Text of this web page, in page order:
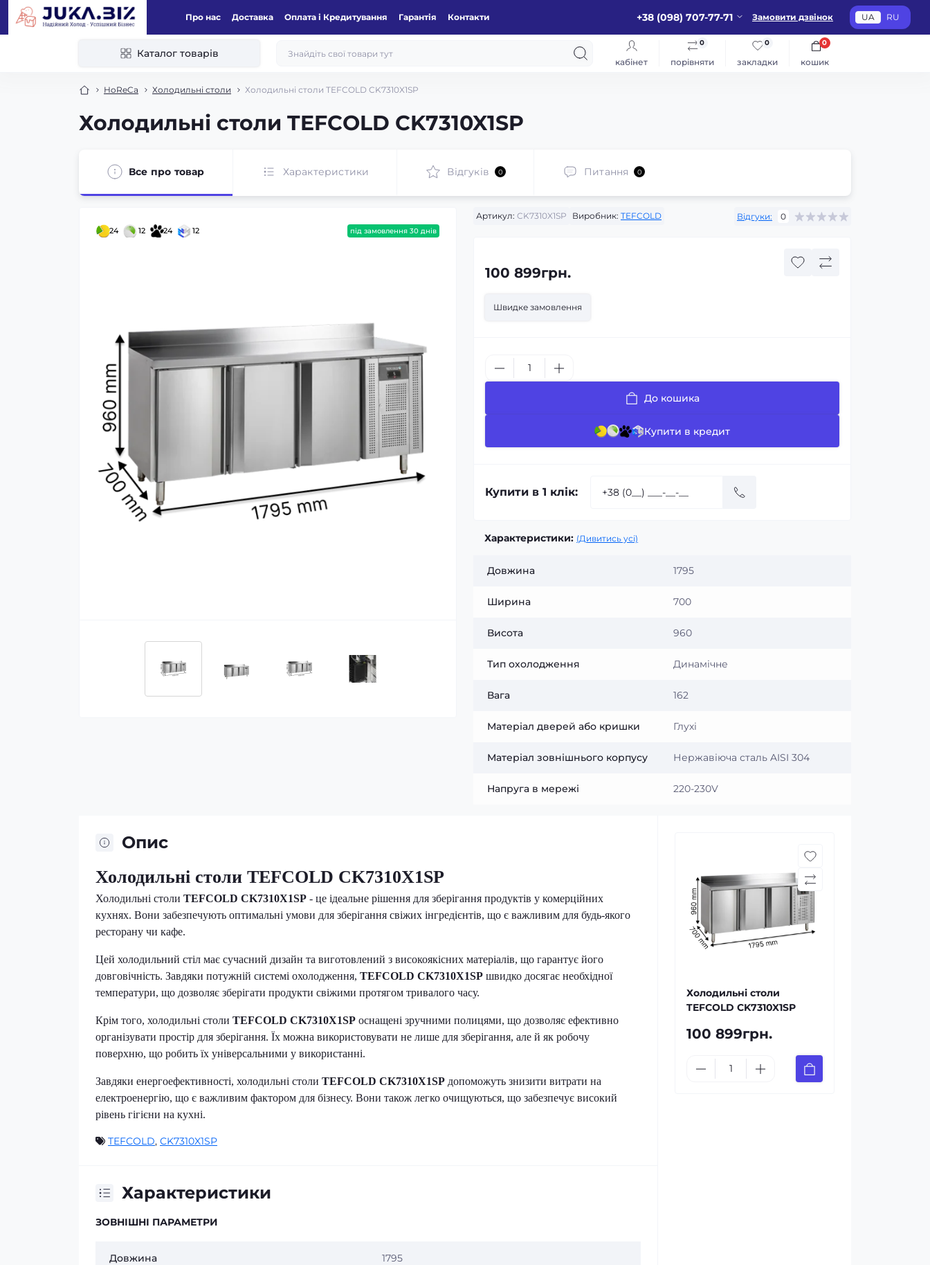
Про нас Доставка Оплата і Кредитування Гарантія Контакти +38 (098) 707-77-71 Замовити дзвінок UA RU
Каталог товарів
кабінет порівняти
0
закладки
0
кошик
0
HoReCa Холодильні столи Холодильні столи TEFCOLD CK7310X1SP
Холодильні столи TEFCOLD CK7310X1SP
Все про товар Характеристики Відгуків 0 Питання 0
24 12 24 12 під замовлення 30 днів
Артикул: CK7310X1SP Виробник: TEFCOLD Відгуки: 0
100 899грн.
Швидке замовлення
До кошика
Купити в кредит
Купити в 1 клік:
Характеристики: (Дивитись усі)
Довжина 1795
Ширина 700
Висота 960
Тип охолодження Динамічне
Вага 162
Матеріал дверей або кришки Глухі
Матеріал зовнішнього корпусу Нержавіюча сталь AISI 304
Напруга в мережі 220-230V
Опис
Холодильні столи TEFCOLD CK7310X1SP
Холодильні столи TEFCOLD CK7310X1SP - це ідеальне рішення для зберігання продуктів у комерційних
кухнях. Вони забезпечують оптимальні умови для зберігання свіжих інгредієнтів, що є важливим для будь-якого
ресторану чи кафе.
Цей холодильний стіл має сучасний дизайн та виготовлений з високоякісних матеріалів, що гарантує його
довговічність. Завдяки потужній системі охолодження, TEFCOLD CK7310X1SP швидко досягає необхідної
температури, що дозволяє зберігати продукти свіжими протягом тривалого часу.
Крім того, холодильні столи TEFCOLD CK7310X1SP оснащені зручними полицями, що дозволяє ефективно
організувати простір для зберігання. Їх можна використовувати не лише для зберігання, але й як робочу
поверхню, що робить їх універсальними у використанні.
Завдяки енергоефективності, холодильні столи TEFCOLD CK7310X1SP допоможуть знизити витрати на
електроенергію, що є важливим фактором для бізнесу. Вони також легко очищуються, що забезпечує високий
рівень гігієни на кухні.
TEFCOLD, CK7310X1SP
Характеристики
ЗОВНІШНІ ПАРАМЕТРИ
Довжина 1795
Холодильні столи
TEFCOLD CK7310X1SP
100 899грн.